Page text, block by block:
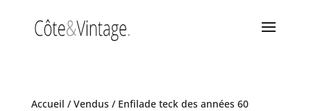
Accueil / Vendus/ Enfilade teck des années 60